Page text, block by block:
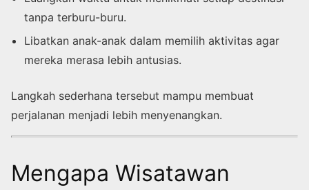
tanpa terburu-buru.
Libatkan anak-anak dalam memilih aktivitas agar
mereka merasa lebih antusias.
Langkah sederhana tersebut mampu membuat
perjalanan menjadi lebih menyenangkan.
Mengapa Wisatawan